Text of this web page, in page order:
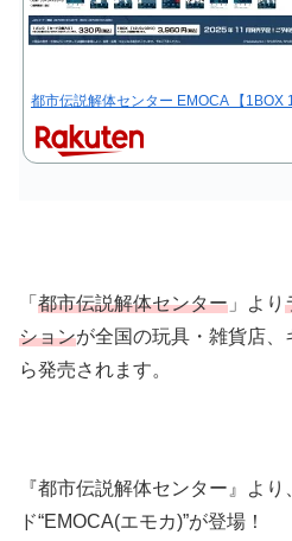
都市伝説解体センター EMOCA 【1BOX
「 都市伝説解体センター 」より
ションが全国の玩具・雑貨店
ら発売されます。
『都市伝説解体センター』よ
ド“EMOCA(エモカ)”が登場！